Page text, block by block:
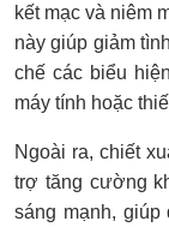
kết mạc và niêm
này giúp giảm
chế các biểu
máy tính hoặc
Ngoài ra, chiết
trợ tăng cường
sáng mạnh, giúp